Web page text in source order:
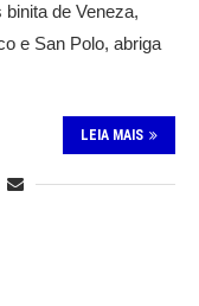
de Veneza,
e San Polo, abriga
LEIA MAIS